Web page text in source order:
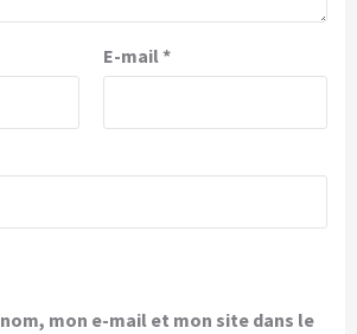
E-mail *
mon e-mail et mon site dans le